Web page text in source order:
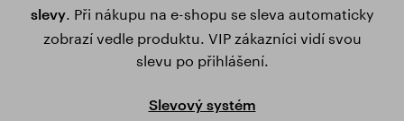
slevy. Při nákupu na e-shopu se sleva automaticky
zobrazí vedle produktu. VIP zákazníci vidí svou
slevu po přihlášení.
Slevový systém